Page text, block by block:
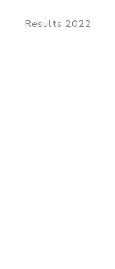
Results 2022